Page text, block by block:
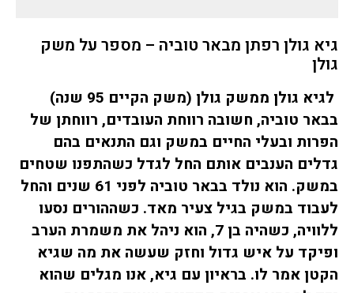
גיא גולן רפתן מבאר טוביה – מספר על משק
גולן
לגיא גולן ממשק גולן (משק הקיים 95 שנה)
בבאר טוביה, חשובה רווחת העובדים, רווחתן של
הפרות ובעלי החיים במשק וגם התנאים בהם
גדלים הענבים אותם החל לגדל כשהתפנו שטחים
במשק. הוא נולד בבאר טוביה לפני 61 שנים והחל
לעבוד במשק בגיל צעיר מאד. כשההורים נסעו
ללוויה, כשהיה בן 7, הוא ניהל את משמרת הערב
ופיקד על איש גדול וחזק שעשה את מה שגיא
הקטן אמר לו. בראיון עם גיא, אנו מגלים שהוא